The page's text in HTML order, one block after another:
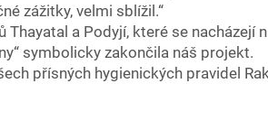
zážitky, velmi sblížil.“
a Podyjí, které se nacházejí
symbolicky zakončila náš projekt.
přísných hygienických pravidel